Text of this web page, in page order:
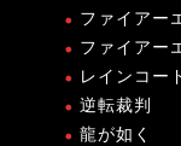
ファイアー
ファイアー
レインコー
逆転裁判
龍が如く